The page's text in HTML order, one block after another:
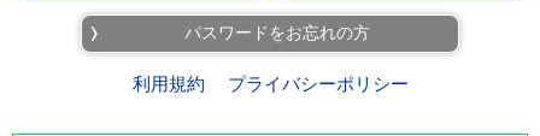
パスワードをお忘れの方
利用規約 プライバシーポリシー